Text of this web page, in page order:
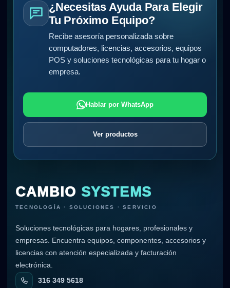
¿Necesitas Ayuda Para Elegir
Tu Próximo Equipo?
Recibe asesoría personalizada sobre
computadores, licencias, accesorios, equipos
POS y soluciones tecnológicas para tu hogar o
empresa.
Hablar por WhatsApp
Ver productos
CAMBIO SYSTEMS
TECNOLOGÍA · SOLUCIONES · SERVICIO
Soluciones tecnológicas para hogares, profesionales y
empresas. Encuentra equipos, componentes, accesorios y
licencias con atención especializada y facturación
electrónica.
316 349 5618